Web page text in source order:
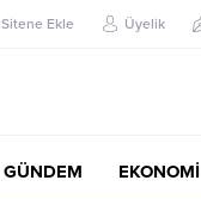
Sitene Ekle Üyelik
GÜNDEM EKONOMİ